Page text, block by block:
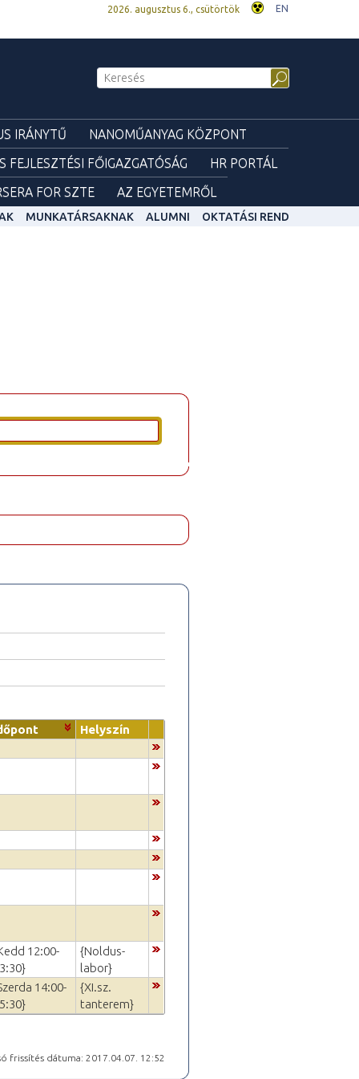
2026. augusztus 6., csütörtök EN
IRÁNYTŰ
NANOMŰANYAG KÖZPONT
FEJLESZTÉSI FŐIGAZGATÓSÁG
HR PORTÁL
FOR SZTE AZ EGYETEMRŐL
MUNKATÁRSAKNAK ALUMNI OKTATÁSI REND
Helyszín
12:00-
{Noldus-
labor}
14:00-
{XI.sz.
tanterem}
frissítés dátuma: 2017.04.07. 12:52